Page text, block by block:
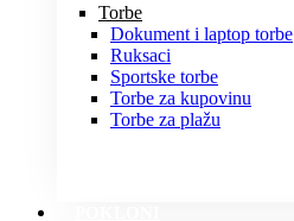
Torbe
Dokument i laptop torbe
Ruksaci
Sportske torbe
Torbe za kupovinu
Torbe za plažu